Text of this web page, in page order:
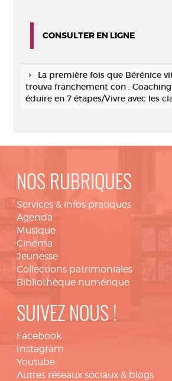
CONSULTER EN LIGNE
La première fois que Bérénice
trouva franchement con :
éduire en 7 étapes/Vivre avec les
NOS RUBRIQUES
Services & infos pratiques
Agenda
Musique
Cinéma
Jeunesse
Collections patrimoniales
Bibliothèque numérique
SUIVEZ NOUS !
Facebook
Instagram
Youtube
Autres réseaux sociaux & blogs